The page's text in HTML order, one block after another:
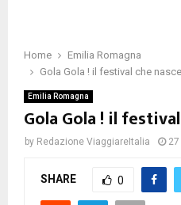
Home
Emilia Romagna
Gola Gola ! il festival che
Emilia Romagna
Gola Gola ! il
by Redazione ViaggiareItalia
SHARE 0